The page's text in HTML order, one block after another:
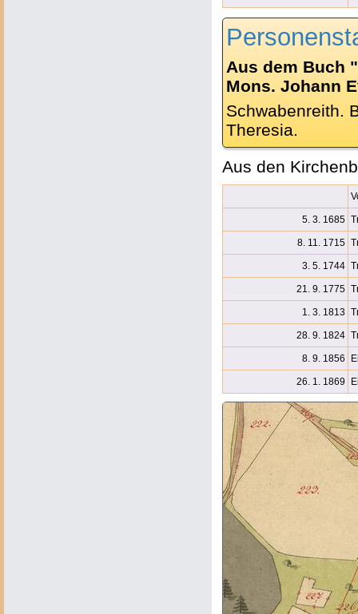
Aus dem Buch
Mons. Johann
Schwabenreith.
Theresia.
Aus den
5. 3. 1685
8. 11. 1715
3. 5. 1744
21. 9. 1775
1. 3. 1813
28. 9. 1824
8. 9. 1856
26. 1. 1869